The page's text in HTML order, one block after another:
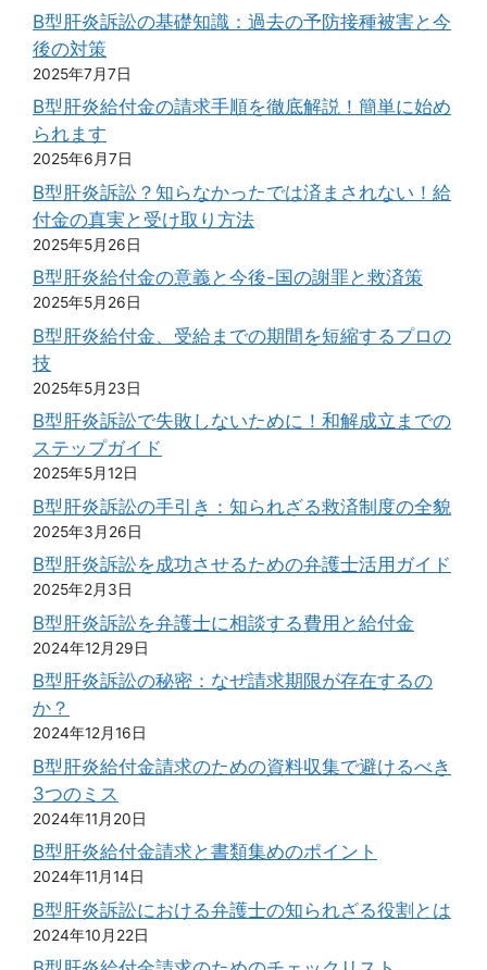
B型肝炎訴訟の基礎知識：過去の予防接種被害と今
後の対策
2025年7月7日
B型肝炎給付金の請求手順を徹底解説！簡単に始め
られます
2025年6月7日
B型肝炎訴訟？知らなかったでは済まされない！給
付金の真実と受け取り方法
2025年5月26日
B型肝炎給付金の意義と今後-国の謝罪と救済策
2025年5月26日
B型肝炎給付金、受給までの期間を短縮するプロの
技
2025年5月23日
B型肝炎訴訟で失敗しないために！和解成立までの
ステップガイド
2025年5月12日
B型肝炎訴訟の手引き：知られざる救済制度の全貌
2025年3月26日
B型肝炎訴訟を成功させるための弁護士活用ガイド
2025年2月3日
B型肝炎訴訟を弁護士に相談する費用と給付金
2024年12月29日
B型肝炎訴訟の秘密：なぜ請求期限が存在するの
か？
2024年12月16日
B型肝炎給付金請求のための資料収集で避けるべき
3つのミス
2024年11月20日
B型肝炎給付金請求と書類集めのポイント
2024年11月14日
B型肝炎訴訟における弁護士の知られざる役割とは
2024年10月22日